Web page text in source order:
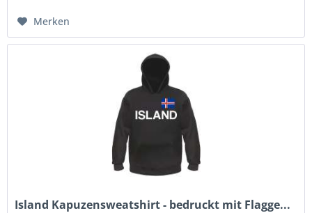
Merken
Island Kapuzensweatshirt - bedruckt mit Flagge...